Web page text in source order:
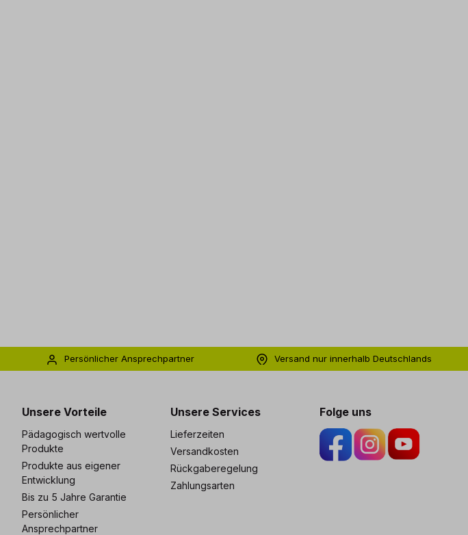
Persönlicher Ansprechpartner
Versand nur innerhalb Deutschlands
Unsere Vorteile
Pädagogisch wertvolle
Produkte
Produkte aus eigener
Entwicklung
Bis zu 5 Jahre Garantie
Persönlicher
Ansprechpartner
Unsere Services
Lieferzeiten
Versandkosten
Rückgaberegelung
Zahlungsarten
Folge uns